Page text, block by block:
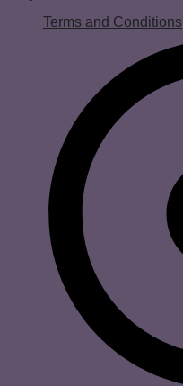
Terms and Conditions